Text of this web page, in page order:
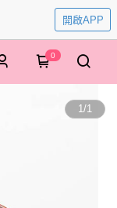
開啟APP
0
1/1